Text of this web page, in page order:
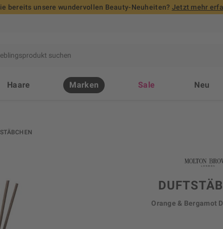
bereits unsere wundervollen Beauty-Neuheiten? Jetzt mehr
Haare Marken Sale Neu
Orange & Bergamot